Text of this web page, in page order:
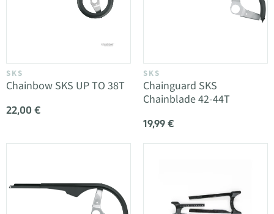
SKS
Chainbow SKS UP TO 38T
22,00 €
SKS
Chainguard SKS
Chainblade 42-44T
19,99 €